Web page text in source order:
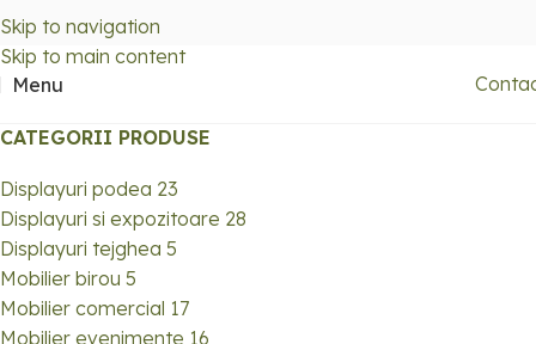
Skip to navigation
Skip to main content
Menu
CATEGORII PRODUSE
Displayuri podea 23
Displayuri si expozitoare 28
Displayuri tejghea 5
Mobilier birou 5
Mobilier comercial 17
Mobilier evenimente 16